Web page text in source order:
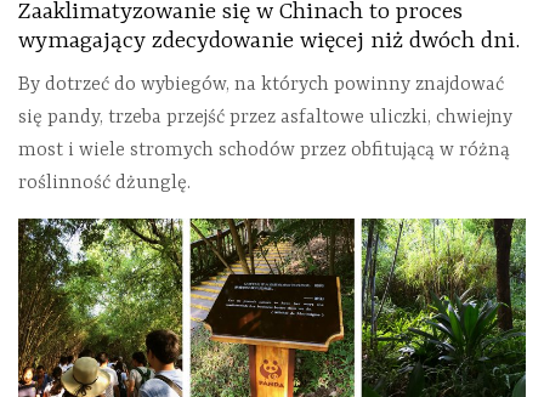
Zaaklimatyzowanie się w Chinach to proces
wymagający zdecydowanie więcej niż dwóch dni.
By dotrzeć do wybiegów, na których powinny znajdować
się pandy, trzeba przejść przez asfaltowe uliczki, chwiejny
most i wiele stromych schodów przez obfitującą w różną
roślinność dżunglę.